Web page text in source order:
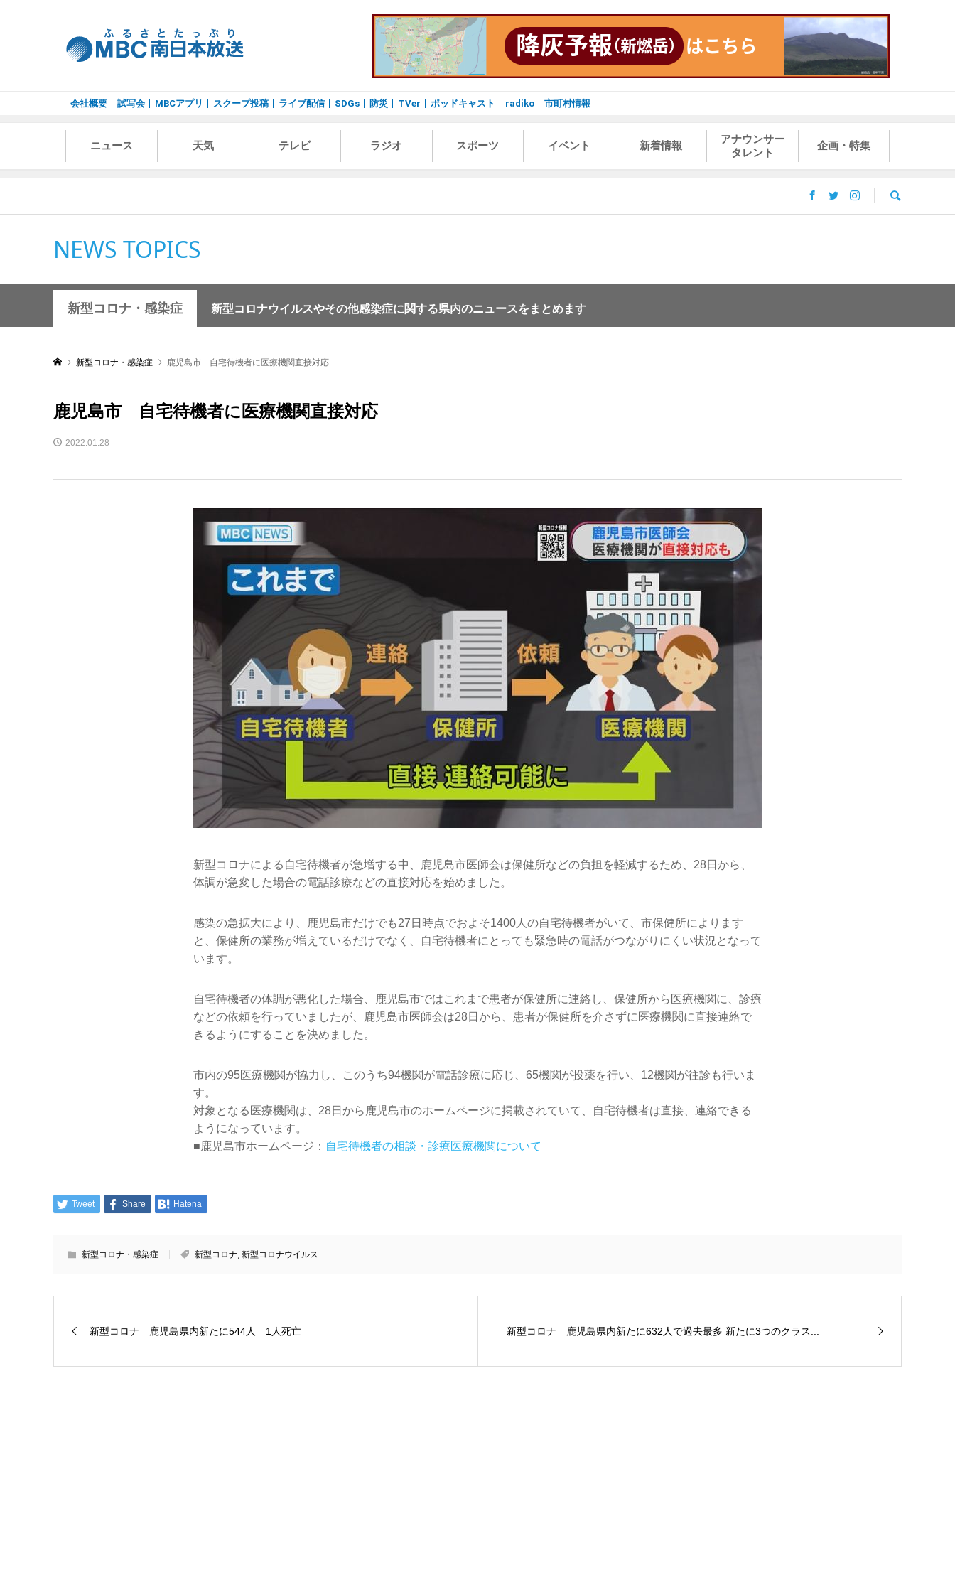
会社概要 試写会 MBCアプリ スクープ投稿 ライブ配信 SDGs 防災 TVer ポッドキャスト radiko 市町村情報
ニュース 天気 テレビ ラジオ スポーツ イベント 新着情報
アナウンサー
タレント
企画・特集
NEWS TOPICS
新型コロナ・感染症 新型コロナウイルスやその他感染症に関する県内のニュースをまとめます
新型コロナ・感染症 鹿児島市 自宅待機者に医療機関直接対応
鹿児島市 自宅待機者に医療機関直接対応
2022.01.28
新型コロナによる自宅待機者が急増する中、鹿児島市医師会は保健所などの負担を軽減するため、28日から、
体調が急変した場合の電話診療などの直接対応を始めました。
感染の急拡大により、鹿児島市だけでも27日時点でおよそ1400人の自宅待機者がいて、市保健所によります
と、保健所の業務が増えているだけでなく、自宅待機者にとっても緊急時の電話がつながりにくい状況となって
います。
自宅待機者の体調が悪化した場合、鹿児島市ではこれまで患者が保健所に連絡し、保健所から医療機関に、診療
などの依頼を行っていましたが、鹿児島市医師会は28日から、患者が保健所を介さずに医療機関に直接連絡で
きるようにすることを決めました。
市内の95医療機関が協力し、このうち94機関が電話診療に応じ、65機関が投薬を行い、12機関が往診も行いま
す。
対象となる医療機関は、28日から鹿児島市のホームページに掲載されていて、自宅待機者は直接、連絡できる
ようになっています。
■鹿児島市ホームページ： 自宅待機者の相談・診療医療機関について
Tweet Share Hatena
新型コロナ・感染症 新型コロナ, 新型コロナウイルス
新型コロナ 鹿児島県内新たに544人 1人死亡 新型コロナ 鹿児島県内新たに632人で過去最多 新たに3つのクラス...